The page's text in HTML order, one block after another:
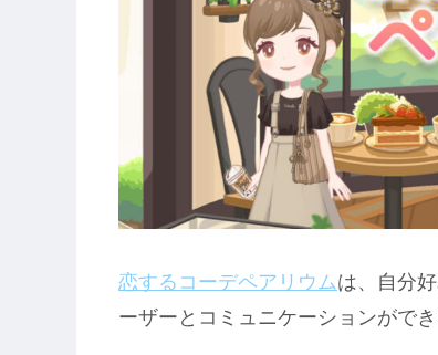
恋するコーデペアリウムは、自分
ーザーとコミュニケーションができ